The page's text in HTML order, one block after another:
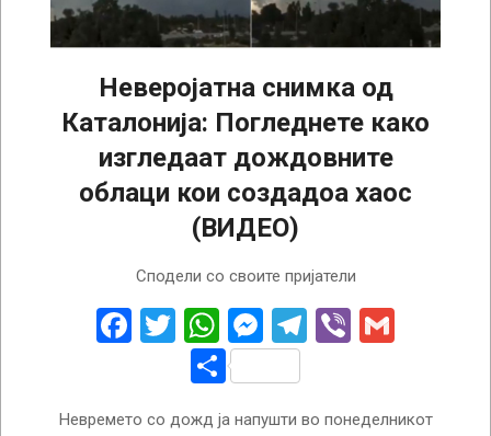
Неверојатна снимка од
Каталонија: Погледнете како
изгледаат дождовните
облаци кои создадоа хаос
(ВИДЕО)
Сподели со своите пријатели
Facebook
Twitter
WhatsApp
Messenger
Telegram
Viber
Share
Невремето со дожд ја напушти во понеделникот